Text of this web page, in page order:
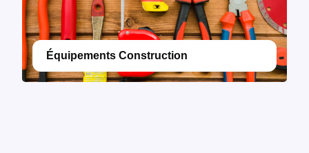
Équipements Construction